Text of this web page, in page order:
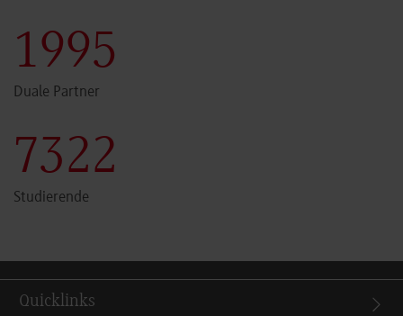
1999
Duale Partner
7340
Studierende
Quicklinks